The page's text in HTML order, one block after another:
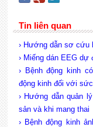
Tin liên quan
› Hướng dẫn sơ cứu
› Miếng dán EEG dự
› Bệnh động kinh
động kinh đối với
› Hướng dẫn quản
sản và khi mang thai
› Bệnh động kinh